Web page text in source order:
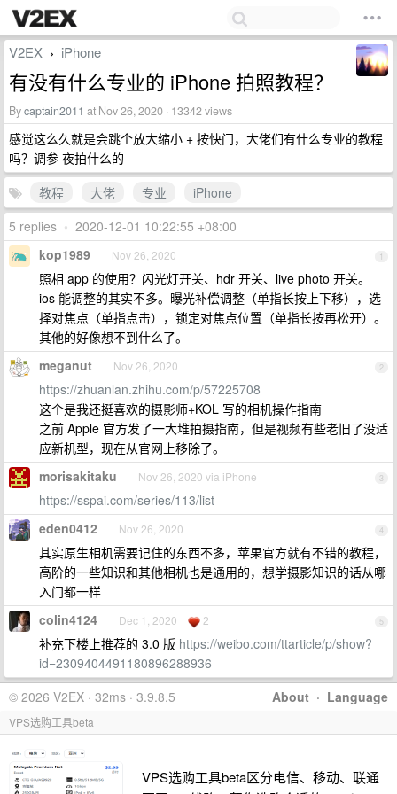
V2EX › iPhone
有没有什么专业的 iPhone 拍照教程？
Bycaptain2011 at Nov 26, 2020 · 13342 views
感觉这么久就是会跳个放大缩小 + 按快门，大佬们有什么专业的教程
吗？调参 夜拍什么的
教程
大佬 专业
iPhone
5 replies • 2020-12-01 10:22:55 +08:00
1
kop1989 Nov 26, 2020
照相 app 的使用？闪光灯开关、hdr 开关、live photo 开关。
ios 能调整的其实不多。曝光补偿调整（单指长按上下移），选
择对焦点（单指点击），锁定对焦点位置（单指长按再松开）。
其他的好像想不到什么了。
2
meganut Nov 26, 2020
https://zhuanlan.zhihu.com/p/57225708
这个是我还挺喜欢的摄影师+KOL 写的相机操作指南
之前 Apple 官方发了一大堆拍摄指南，但是视频有些老旧了没适
应新机型，现在从官网上移除了。
3
morisakitaku Nov 26, 2020 via iPhone
https://sspai.com/series/113/list
4
eden0412 Nov 26, 2020
其实原生相机需要记住的东西不多，苹果官方就有不错的教程，
高阶的一些知识和其他相机也是通用的，想学摄影知识的话从哪
入门都一样
5
colin4124 Dec 1, 2020 2
补充下楼上推荐的 3.0 版 https://weibo.com/ttarticle/p/show?
id=2309404491180896288936
About · Language
© 2026 V2EX · 32ms · 3.9.8.5
VPS选购工具beta
VPS选购工具beta区分电信、移动、联通